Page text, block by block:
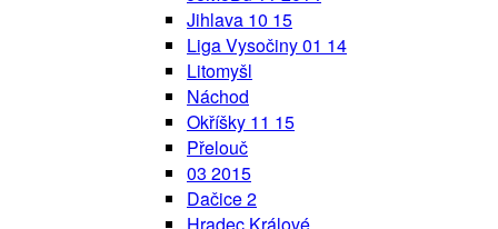
Jihlava 10 15
Liga Vysočiny 01 14
Litomyšl
Náchod
Okříšky 11 15
Přelouč
03 2015
Dačice 2
Hradec Králové